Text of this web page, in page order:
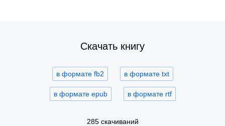
Скачать книгу
в формате fb2 в формате txt
в формате epub в формате rtf
285 скачиваний